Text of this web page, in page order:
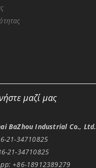
μαζί μας
BaZhou Industrial Co., Ltd.
21-34710825
21-34710825
+86-18912389279